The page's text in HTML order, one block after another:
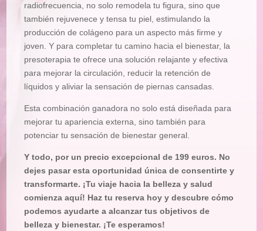
radiofrecuencia, no solo remodela tu figura, sino que
también rejuvenece y tensa tu piel, estimulando la
producción de colágeno para un aspecto más firme y
joven. Y para completar tu camino hacia el bienestar, la
presoterapia te ofrece una solución relajante y efectiva
para mejorar la circulación, reducir la retención de
líquidos y aliviar la sensación de piernas cansadas.
Esta combinación ganadora no solo está diseñada para
mejorar tu apariencia externa, sino también para
potenciar tu sensación de bienestar general.
Y todo, por un precio excepcional de 199 euros. No
dejes pasar esta oportunidad única de consentirte y
transformarte. ¡Tu viaje hacia la belleza y salud
comienza aquí! Haz tu reserva hoy y descubre cómo
podemos ayudarte a alcanzar tus objetivos de
belleza y bienestar. ¡Te esperamos!